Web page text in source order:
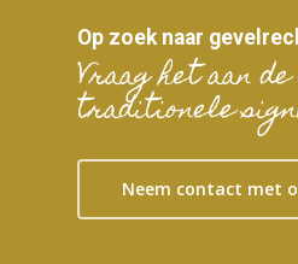
Op zoek naar
Vraag het aan
traditionele
Neem contact met